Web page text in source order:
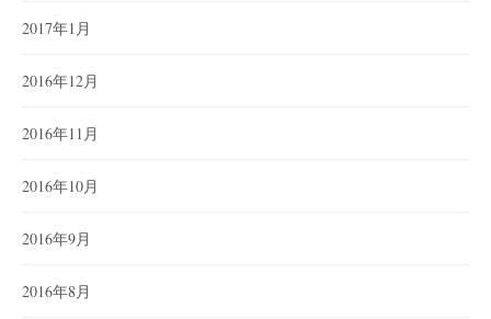
2017年1月
2016年12月
2016年11月
2016年10月
2016年9月
2016年8月